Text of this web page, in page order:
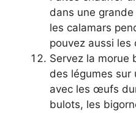
dans une
les calamars
pouvez aussi les
Servez la morue
des légumes sur
avec les œufs
bulots, les